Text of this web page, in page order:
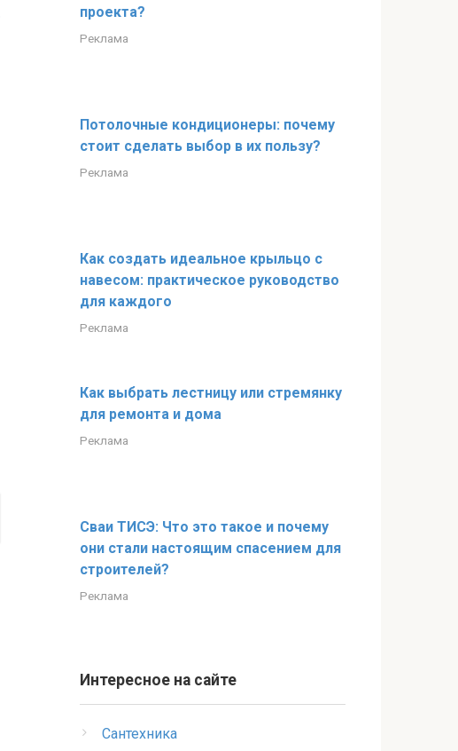
проекта?
Реклама
Потолочные кондиционеры: почему
стоит сделать выбор в их пользу?
Реклама
Как создать идеальное крыльцо с
навесом: практическое руководство
для каждого
Реклама
Как выбрать лестницу или стремянку
для ремонта и дома
Реклама
Сваи ТИСЭ: Что это такое и почему
они стали настоящим спасением для
строителей?
Реклама
Интересное на сайте
Сантехника